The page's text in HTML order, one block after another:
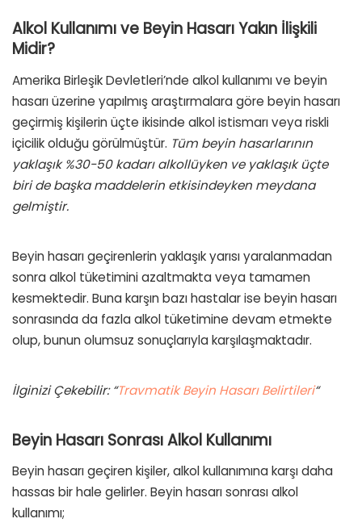
Alkol Kullanımı ve Beyin Hasarı Yakın İlişkili
Midir?
Amerika Birleşik Devletleri’nde alkol kullanımı ve beyin
hasarı üzerine yapılmış araştırmalara göre beyin hasarı
geçirmiş kişilerin üçte ikisinde alkol istismarı veya riskli
içicilik olduğu görülmüştür. Tüm beyin hasarlarının
yaklaşık %30-50 kadarı alkollüyken ve yaklaşıküçte
biride başka maddelerin etkisindeyken meydana
gelmiştir.
Beyin hasarı geçirenlerin yaklaşık yarısı yaralanmadan
sonra alkol tüketimini azaltmakta veya tamamen
kesmektedir. Buna karşın bazı hastalar ise beyin hasarı
sonrasında da fazla alkol tüketimine devam etmekte
olup, bunun olumsuz sonuçlarıyla karşılaşmaktadır.
İlginizi Çekebilir: “Travmatik Beyin Hasarı Belirtileri“
Beyin Hasarı Sonrası Alkol Kullanımı
Beyin hasarı geçiren kişiler, alkol kullanımına karşı daha
hassas bir hale gelirler. Beyin hasarı sonrası alkol
kullanımı;